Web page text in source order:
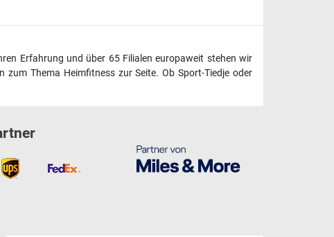
Erfahrung und über 65 Filialen europaweit stehen wir
Thema Heimfitness zur Seite. Ob Sport-Tiedje oder